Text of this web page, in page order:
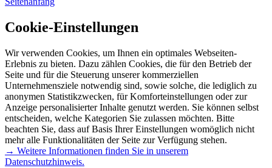
Cookie-Einstellungen
Wir verwenden Cookies, um Ihnen ein optimales Webseiten-
Erlebnis zu bieten. Dazu zählen Cookies, die für den Betrieb der
Seite und für die Steuerung unserer kommerziellen
Unternehmensziele notwendig sind, sowie solche, die lediglich zu
anonymen Statistikzwecken, für Komforteinstellungen oder zur
Anzeige personalisierter Inhalte genutzt werden. Sie können selbst
entscheiden, welche Kategorien Sie zulassen möchten. Bitte
beachten Sie, dass auf Basis Ihrer Einstellungen womöglich nicht
mehr alle Funktionalitäten der Seite zur Verfügung stehen.
→ Weitere Informationen finden Sie in unserem
Datenschutzhinweis.